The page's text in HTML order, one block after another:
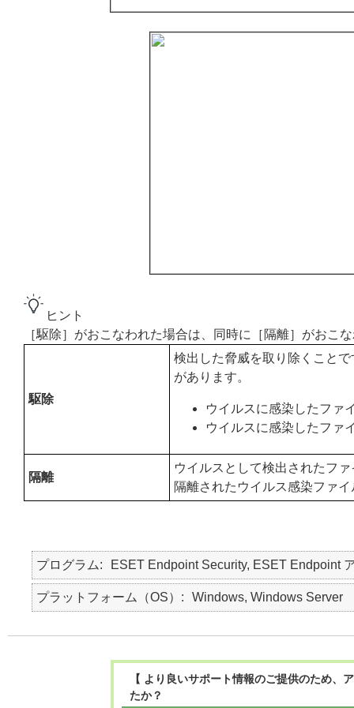
ヒント
［駆除］がおこなわれた場合は、同時に［隔離］がおこ
駆除
検出した脅威を取り除くこと
があります。
ウイルスに感染したファ
ウイルスに感染したファ
隔離
ウイルスとして検出されたフ
隔離されたウイルス感染ファ
プログラム ESET Endpoint Security, ESET Endpoint
プラットフォーム（OS） Windows, Windows Server
【 より良いサポート情報のご提供のため
たか？